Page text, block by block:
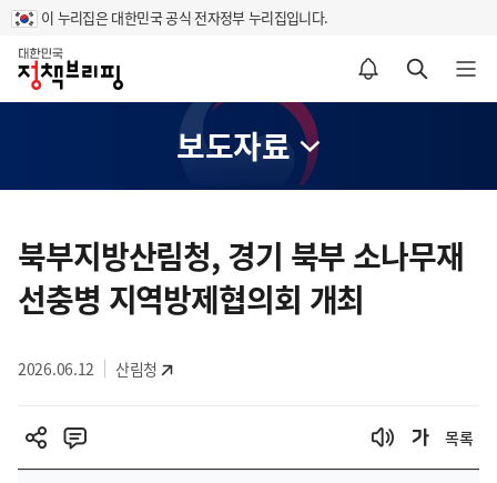
이 누리집은 대한민국 공식 전자정부 누리집입니다.
홈
알림설정 바로가기 검색 바로가기 메뉴 열기
보도자료
텐
츠
영
북부지방산림청, 경기 북부 소나무재
선충병 지역방제협의회 개최
2026.06.12 산림청
목록